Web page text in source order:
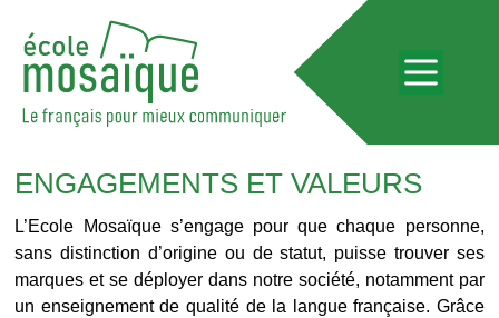
ENGAGEMENTS ET VALEURS
L’Ecole Mosaïque s’engage pour que chaque personne,
sans distinction d’origine ou de statut, puisse trouver ses
marques et se déployer dans notre société, notamment par
un enseignement de qualité de la langue française. Grâce